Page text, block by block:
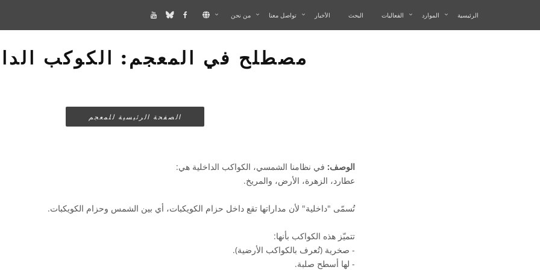
الرئيسية الموارد الفعاليات البحث الأخبار تواصل معنا من نحن
مصطلح في المعجم: الكوكب
الصفحة الرئيسية للمعجم
الوصف: في نظامنا الشمسي، الكواكب الداخلية هي:
عطارد، الزهرة، الأرض، والمريخ.
تُسمّى "داخلية" لأن مداراتها تقع داخل حزام الكويكبات، أي بين الشمس وحزام الكويكبات.
تتميّز هذه الكواكب بأنها:
- صخرية (تُعرف بالكواكب الأرضية).
- لها أسطح صلبة.